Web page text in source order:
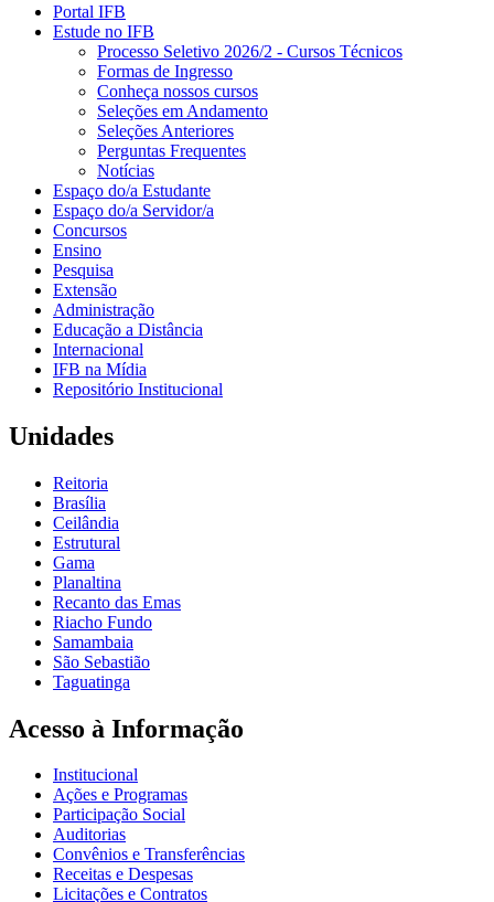
Portal IFB
Estude no IFB
Processo Seletivo 2026/2 - Cursos Técnicos
Formas de Ingresso
Conheça nossos cursos
Seleções em Andamento
Seleções Anteriores
Perguntas Frequentes
Notícias
Espaço do/a Estudante
Espaço do/a Servidor/a
Concursos
Ensino
Pesquisa
Extensão
Administração
Educação a Distância
Internacional
IFB na Mídia
Repositório Institucional
Unidades
Reitoria
Brasília
Ceilândia
Estrutural
Gama
Planaltina
Recanto das Emas
Riacho Fundo
Samambaia
São Sebastião
Taguatinga
Acesso à Informação
Institucional
Ações e Programas
Participação Social
Auditorias
Convênios e Transferências
Receitas e Despesas
Licitações e Contratos